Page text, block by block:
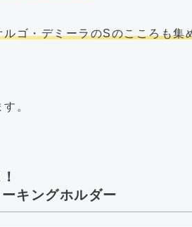
ゴ・デミーラのSのこころも集
。
キングホルダー